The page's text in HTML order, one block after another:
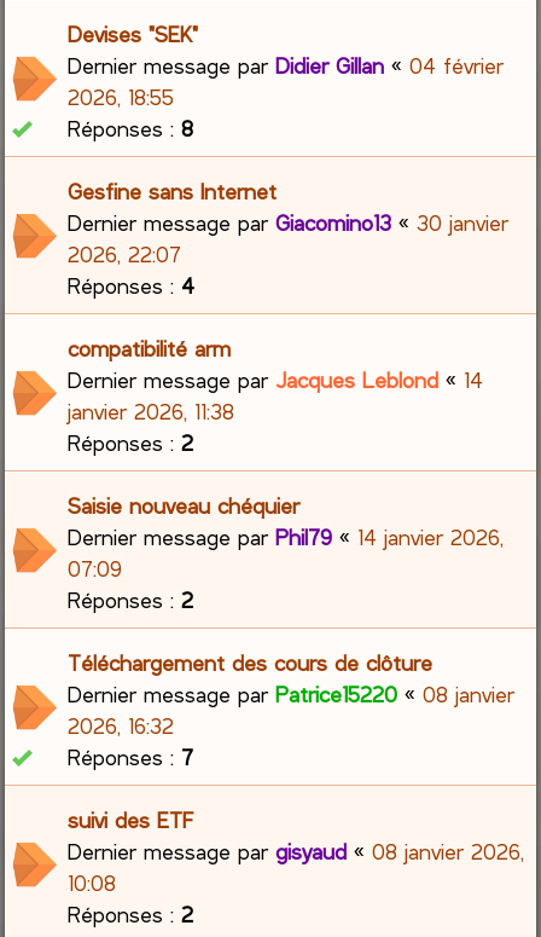
Devises "SEK"
Dernier message parDidier Gillan «04 février
2026, 18:55
Réponses :8
Gesfine sans Internet
Dernier message parGiacomino13 «30 janvier
2026, 22:07
Réponses : 4
compatibilité arm
Dernier message parJacques Leblond « 14
janvier 2026, 11:38
Réponses :2
Saisie nouveau chéquier
Dernier message parPhil79 « 14 janvier 2026,
07:09
Réponses :2
Téléchargement des cours de clôture
Dernier message parPatrice15220 «08 janvier
2026, 16:32
Réponses : 7
suivi des ETF
Dernier message pargisyaud «08 janvier 2026,
10:08
Réponses :2